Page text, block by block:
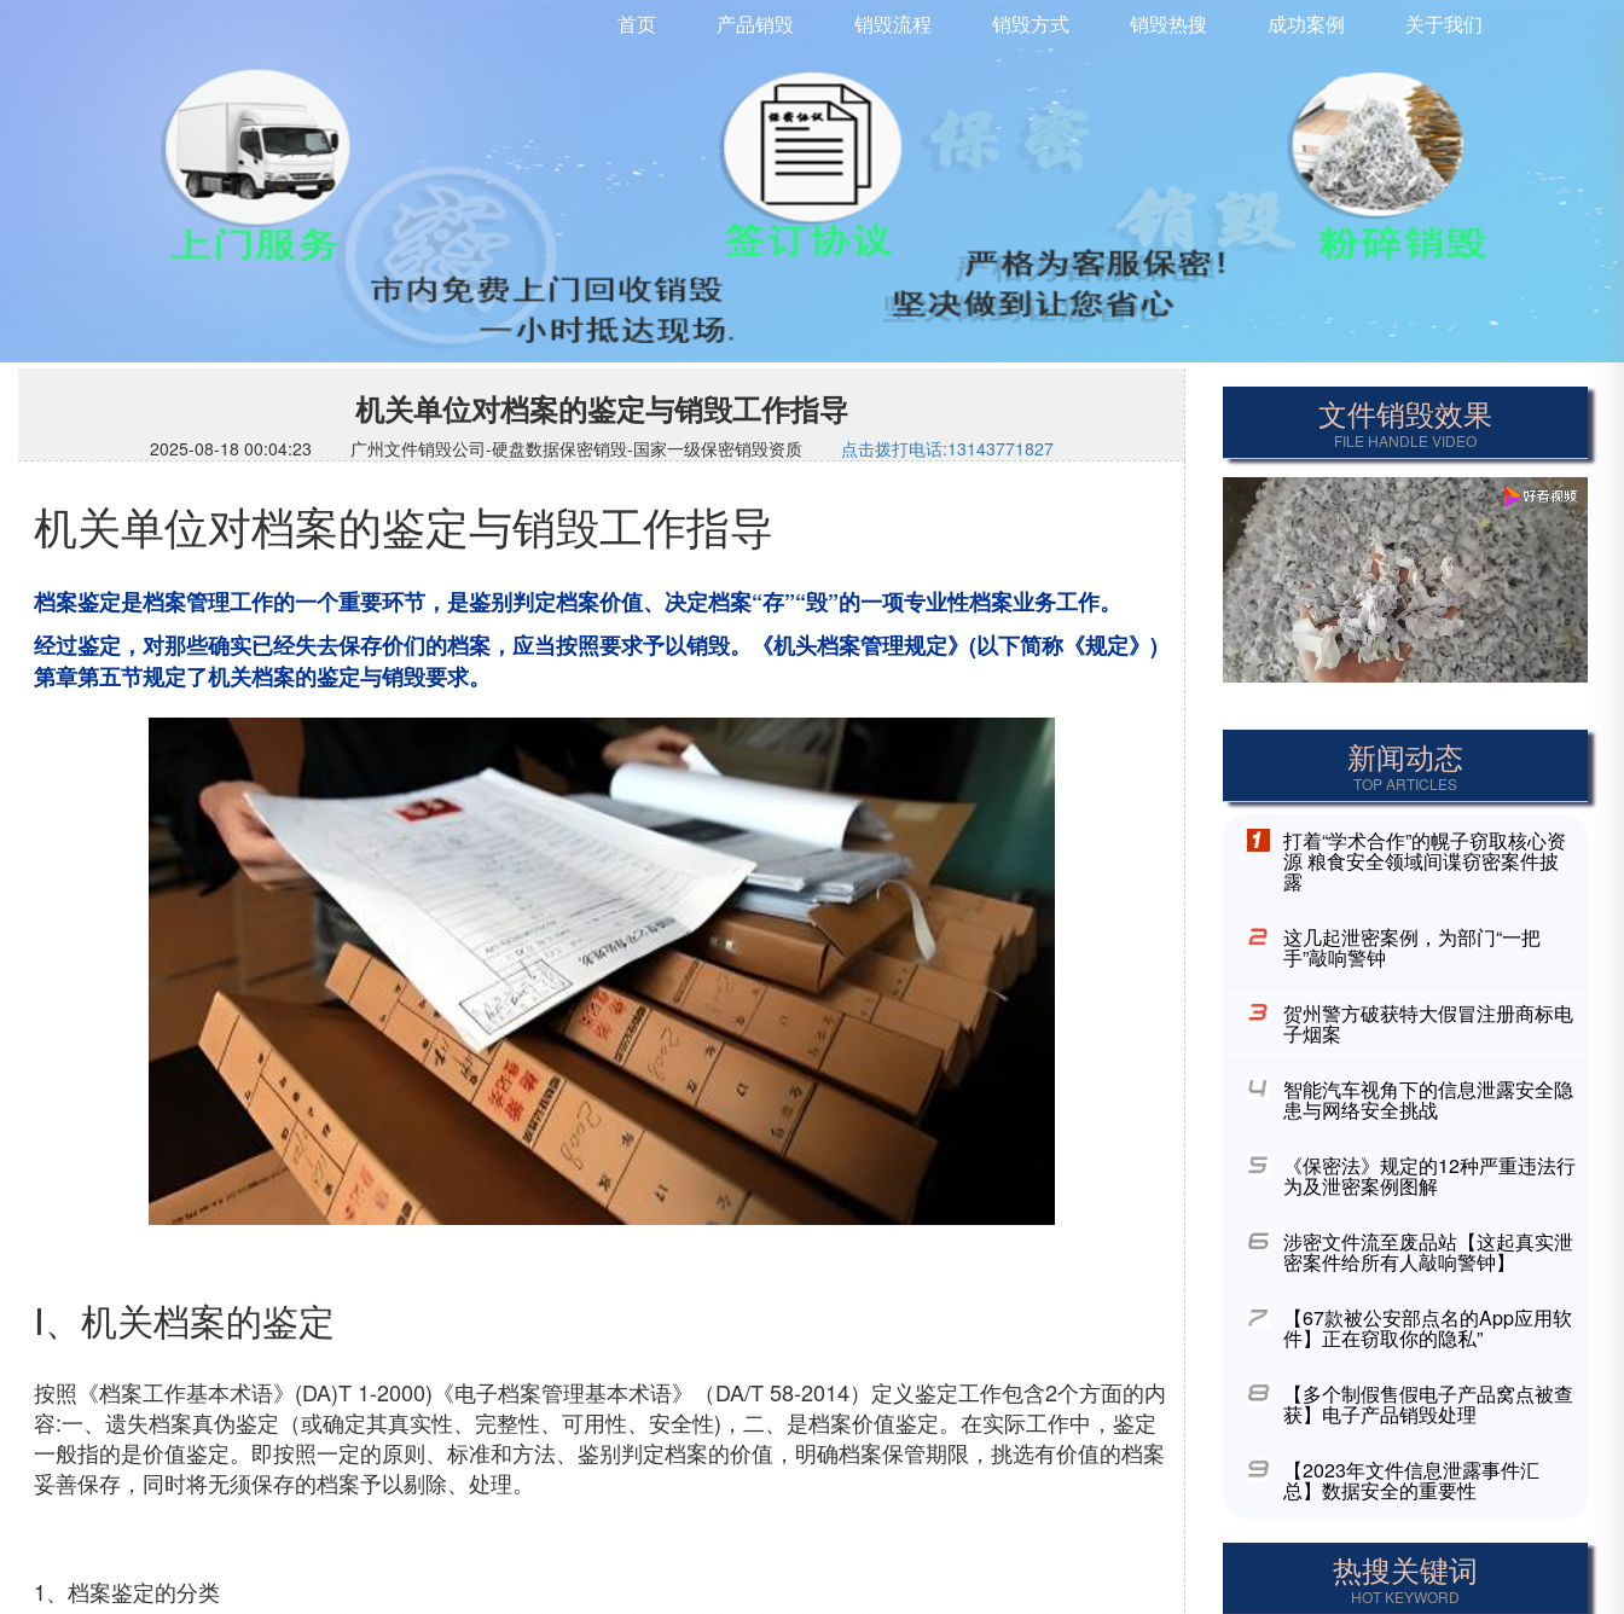
首页 产品销毁 销毁流程 销毁方式 销毁热搜 成功案例 关于我们
机关单位对档案的鉴定与销毁工作指导
2025-08-18 00:04:23 广州文件销毁公司-硬盘数据保密销毁-国家一级保密销毁资质 点击拨打电话:13143771827
机关单位对档案的鉴定与销毁工作指导
档案鉴定是档案管理工作的一个重要环节，是鉴别判定档案价值、决定档案“存”“毁”的一项专业性档案业务工作。
经过鉴定，对那些确实已经失去保存价们的档案，应当按照要求予以销毁。《机头档案管理规定》(以下简称《规定》)
第章第五节规定了机关档案的鉴定与销毁要求。
Ⅰ、机关档案的鉴定
按照《档案工作基本术语》(DA)T 1-2000)《电子档案管理基本术语》（DA/T 58-2014）定义鉴定工作包含2个方面的内
容:一、遗失档案真伪鉴定（或确定其真实性、完整性、可用性、安全性)，二、是档案价值鉴定。在实际工作中，鉴定
一般指的是价值鉴定。即按照一定的原则、标准和方法、鉴别判定档案的价值，明确档案保管期限，挑选有价值的档案
妥善保存，同时将无须保存的档案予以剔除、处理。
1、档案鉴定的分类
文件销毁效果
FILE HANDLE VIDEO
新闻动态
TOP ARTICLES
打着“学术合作”的幌子窃取核心资
源 粮食安全领域间谍窃密案件披
露
这几起泄密案例，为部门“一把
手”敲响警钟
贺州警方破获特大假冒注册商标电
子烟案
智能汽车视角下的信息泄露安全隐
患与网络安全挑战
《保密法》规定的12种严重违法行
为及泄密案例图解
涉密文件流至废品站【这起真实泄
密案件给所有人敲响警钟】
【67款被公安部点名的App应用软
件】正在窃取你的隐私”
【多个制假售假电子产品窝点被查
获】电子产品销毁处理
【2023年文件信息泄露事件汇
总】数据安全的重要性
热搜关键词
HOT KEYWORD